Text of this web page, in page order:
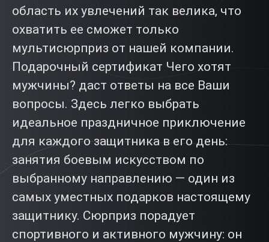
область их увлечений так велика, что
охватить ее сможет только
мультисюрприз от нашей компании.
Подарочный сертификат Чего хотят
мужчины? даст ответы на все Ваши
вопросы. Здесь легко выбрать
идеальное праздничное приключение
для каждого защитника в его день:
занятия боевым искусством по
выбранному направлению — один из
самых уместных подарков настоящему
защитнику. Сюрприз порадует
спортивного и активного мужчину: он